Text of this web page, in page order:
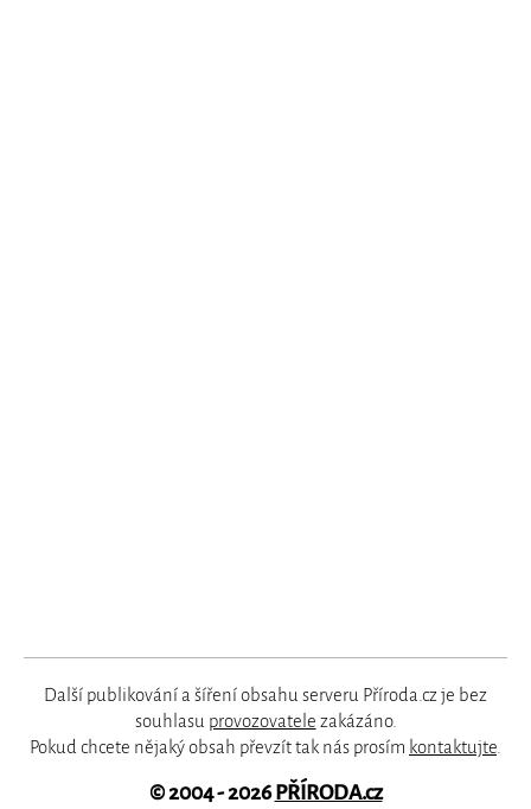
Další publikování a šíření obsahu serveru Příroda.cz je bez
souhlasu provozovatele zakázáno.
Pokud chcete nějaký obsah převzít tak nás prosím kontaktujte.
© 2004 - 2026PŘÍRODA.cz